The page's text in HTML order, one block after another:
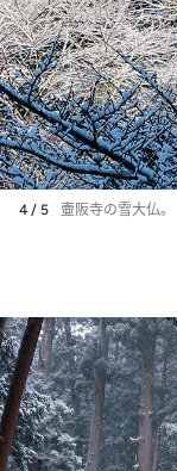
4 / 5 壷阪寺の雪大仏。